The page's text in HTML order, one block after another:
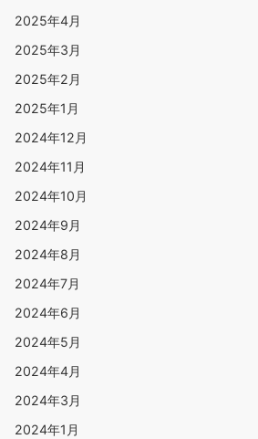
2025年4月
2025年3月
2025年2月
2025年1月
2024年12月
2024年11月
2024年10月
2024年9月
2024年8月
2024年7月
2024年6月
2024年5月
2024年4月
2024年3月
2024年1月